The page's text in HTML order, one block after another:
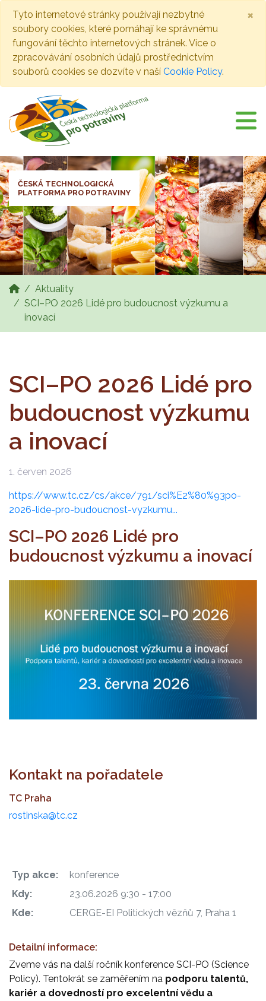
Tyto internetové stránky používají nezbytné
soubory cookies, které pomáhají ke správnému
fungování těchto internetových stránek. Více o
zpracovávání osobních údajů prostřednictvím
souborů cookies se dozvíte v naší Cookie Policy.
×
ČESKÁ TECHNOLOGICKÁ
PLATFORMA PRO POTRAVINY
Aktuality
SCI–PO 2026 Lidé pro budoucnost výzkumu a
inovací
SCI–PO 2026 Lidé pro
budoucnost výzkumu
a inovací
1. červen 2026
https://www.tc.cz/cs/akce/791/sci%E2%80%93po-
2026-lide-pro-budoucnost-vyzkumu...
SCI–PO 2026 Lidé pro
budoucnost výzkumu a inovací
Kontakt na pořadatele
TC Praha
rostinska@tc.cz
Typ akce:
konference
Kdy:
23.06.2026 9:30 - 17:00
Kde:
CERGE-EI Politických vězňů 7, Praha 1
Detailní informace:
Zveme vás na další ročník konference SCI-PO (Science
Policy). Tentokrát se zaměřením na podporu talentů,
kariér a dovedností pro excelentní vědu a